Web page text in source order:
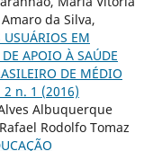
da Silva,
USUÁRIOS EM
APOIO À SAÚDE
DE MÉDIO
n. 1 (2016)
Albuquerque
Rodolfo Tomaz